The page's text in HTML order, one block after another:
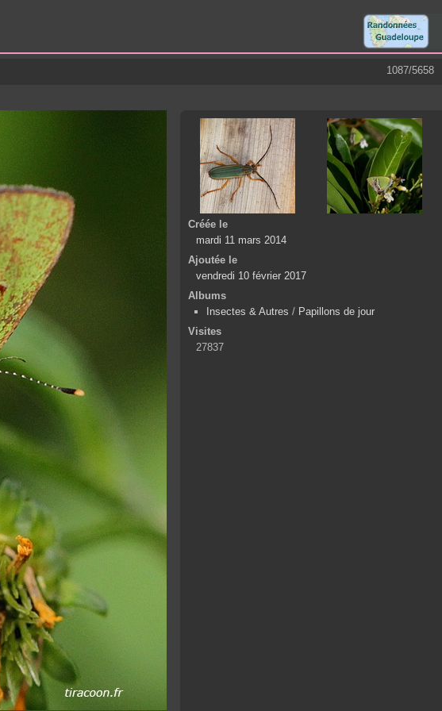
1087/5658
Créée le
mardi 11 mars 2014
Ajoutée le
vendredi 10 février 2017
Albums
Insectes & Autres / Papillons de jour
Visites
27837